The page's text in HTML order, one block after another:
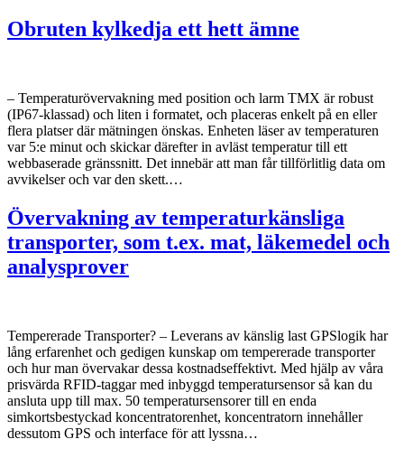
Obruten kylkedja ett hett ämne
– Temperaturövervakning med position och larm TMX är robust
(IP67-klassad) och liten i formatet, och placeras enkelt på en eller
flera platser där mätningen önskas. Enheten läser av temperaturen
var 5:e minut och skickar därefter in avläst temperatur till ett
webbaserade gränssnitt. Det innebär att man får tillförlitlig data om
avvikelser och var den skett.…
Övervakning av temperaturkänsliga
transporter, som t.ex. mat, läkemedel och
analysprover
Tempererade Transporter? – Leverans av känslig last GPSlogik har
lång erfarenhet och gedigen kunskap om tempererade transporter
och hur man övervakar dessa kostnadseffektivt. Med hjälp av våra
prisvärda RFID-taggar med inbyggd temperatursensor så kan du
ansluta upp till max. 50 temperatursensorer till en enda
simkortsbestyckad koncentratorenhet, koncentratorn innehåller
dessutom GPS och interface för att lyssna…